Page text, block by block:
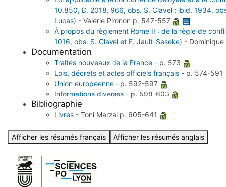
10.850, D. 2018. 966, obs. S. Clavel ; ibid. 1934,
Lucas) -Valérie Pironon p. 547-557
À propos du règlement Rome II : de la règle de
1016, obs. S. Clavel et F. Jault-Seseke) - Dominique
Documentation
Traités nouveaux de la France - p. 573
Lois, décrets et actes officiels français - p. 574-591
Union européenne - p. 592-597
Informations diverses - p. 598-603
Bibliographie
Livres -Toni Marzal p. 605-641
Afficher les résumés français Afficher les résumés anglais